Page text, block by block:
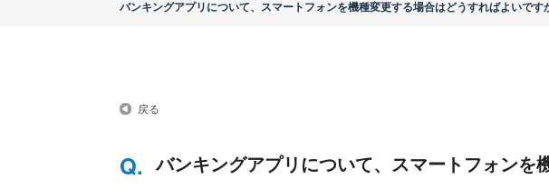
バンキングアプリについて、スマートフォンを機種変更する場合はどうすればよいです
戻る
バンキングアプリについて、スマートフォンを